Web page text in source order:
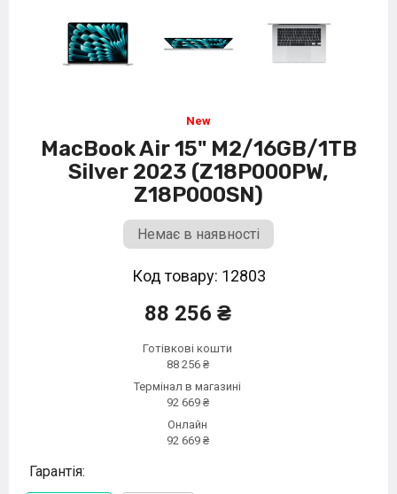
MacBook Air 15" M2/16GB/1TB
Silver 2023 (Z18P000PW,
Z18P000SN)
Немає в наявності
Код товару: 12803
88 256 ₴
Готівкові кошти
88 256 ₴
Термінал в магазині
92 669 ₴
Онлайн
92 669 ₴
Гарантія: